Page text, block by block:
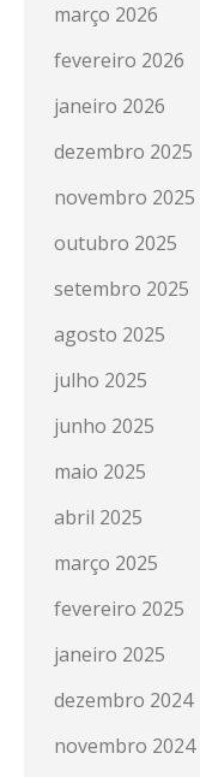
março 2026
fevereiro 2026
janeiro 2026
dezembro 2025
novembro 2025
outubro 2025
setembro 2025
agosto 2025
julho 2025
junho 2025
maio 2025
abril 2025
março 2025
fevereiro 2025
janeiro 2025
dezembro 2024
novembro 2024